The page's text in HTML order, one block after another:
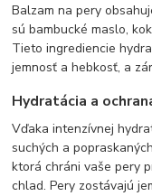
Balzam na pery
sú bambucké maslo,
Tieto ingrediencie
jemnosť a hebkosť, a
Hydratácia a
Vďaka intenzívnej
suchých a
ktorá chráni vaše pery
chlad. Pery zostávajú